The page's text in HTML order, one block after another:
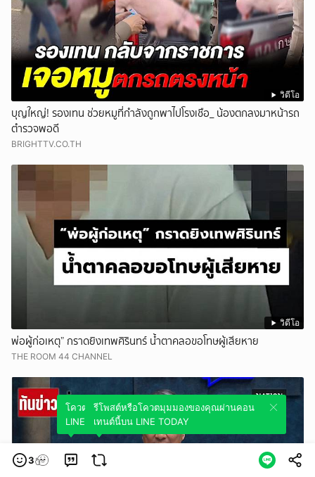
วิดีโอ
บุญใหญ่! รองเทน ช่วยหมูที่กำลังถูกพาไปโรงเชือ_ น้องตกลงมาหน้ารถ
ตำรวจพอดี
BRIGHTTV.CO.TH
วิดีโอ
พ่อผู้ก่อเหตุ” กราดยิงเทพศิรินทร์ น้ำตาคลอขอโทษผู้เสียหาย
THE ROOM 44 CHANNEL
3
โควตมุมมองของคุณผ่านคอนเทนต์นี้บน
LINE TODAY
รีโพสต์หรือโควตมุมมองของคุณผ่านคอน
เทนต์นี้บน LINE TODAY